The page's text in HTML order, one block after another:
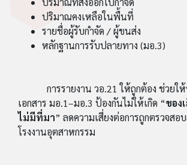
ปริมาณคงเหลือในพื้นที่
รายชื่อผู้รับกำจัด / ผู้ขนส่ง
หลักฐานการรับปลายทาง (มอ.3)
การรายงาน วอ.21 ให้ถูกต้อง ช่วยใ
เอกสาร มอ.1–มอ.3 ป้องกันไม่ให้เกิด “ของ
ไม่มีที่มา” ลดความเสี่ยงต่อการถูกตรวจสอ
โรงงานอุตสาหกรรม